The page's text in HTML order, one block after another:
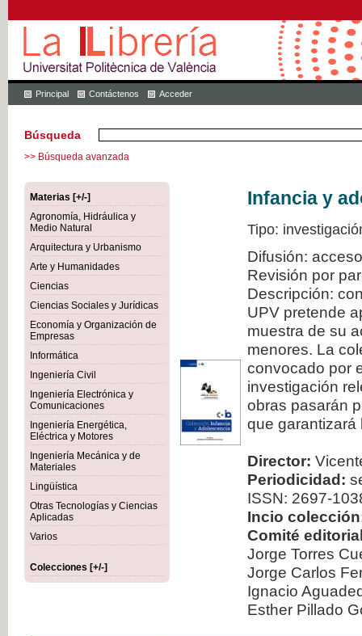
Principal Contáctenos Acceder
Búsqueda
>> Búsqueda avanzada
Materias [+/-]
Agronomía, Hidráulica y
Medio Natural
Arquitectura y Urbanismo
Arte y Humanidades
Ciencias
Ciencias Sociales y Jurídicas
Economía y Organización de
Empresas
Informática
Ingeniería Civil
Ingeniería Electrónica y
Comunicaciones
Ingeniería Energética,
Eléctrica y Motores
Ingeniería Mecánica y de
Materiales
Lingüística
Otras Tecnologías y Ciencias
Aplicadas
Varios
Colecciones [+/-]
Infancia y
Tipo:
Difusión:
Revisión por
Descripción:
UPV pretende
muestra de su
menores. La
convocado por
investigación
obras pasarán
que garantizará
Director:
Periodicidad:
ISSN: 2697-
Incio
Comité
Jorge Torres
Jorge Carlos
Ignacio
Esther Pillado